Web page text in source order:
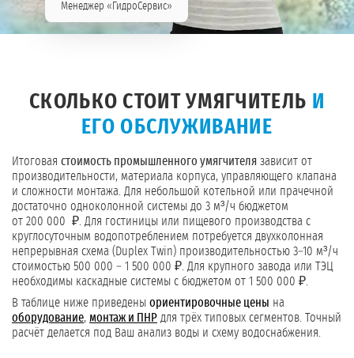
Менеджер «ГидроСервис»
СКОЛЬКО СТОИТ УМЯГЧИТЕЛЬ И
ЕГО ОБСЛУЖИВАНИЕ
Итоговая стоимость промышленного умягчителя зависит от
производительности, материала корпуса, управляющего клапана
и сложности монтажа. Для небольшой котельной или прачечной
достаточно одноколонной системы до 3 м³/ч бюджетом
от 200 000 ₽. Для гостиницы или пищевого производства с
круглосуточным водопотреблением потребуется двухколонная
непрерывная схема (Duplex Twin) производительностью 3–10 м³/ч
стоимостью 500 000 – 1 500 000 ₽. Для крупного завода или ТЭЦ
необходимы каскадные системы с бюджетом от 1 500 000 ₽.
В таблице ниже приведены ориентировочные цены на
оборудование, монтаж и ПНР для трёх типовых сегментов. Точный
расчёт делается под Ваш анализ воды и схему водоснабжения.